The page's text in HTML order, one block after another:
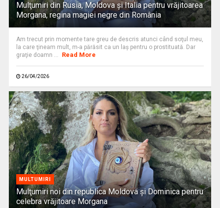
Mulţumiri din Rusia, Moldova și Italia pentru vrăjitoarea
Morgana, regina magiei negre din România
Am trecut prin momente tare greu de descris atunci când soţul meu,
la care ţineam mult, m-a părăsit ca un laş pentru o prostituată. Dar
graţie doamn ...
Read More
26/04/2026
MULTUMIRI
Mulţumiri noi din republica Moldova și Dominica pentru
celebra vrăjitoare Morgana